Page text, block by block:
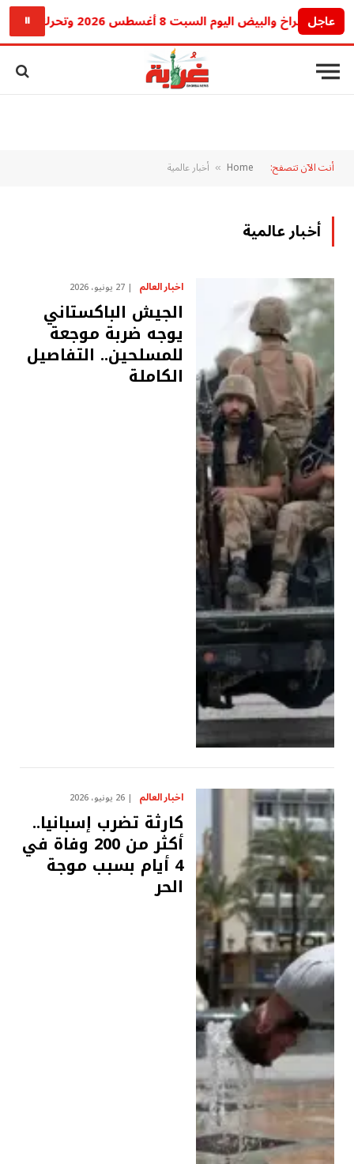
عاجل
والبيض اليوم السبت 8 أغسطس 2026 وتحرك جديد في الأسواق ⏸
أنت الآن تتصفح: Home
» أخبار عالمية
أخبار عالمية
اخبار العالم 27 يونيو، 2026
الجيش الباكستاني
يوجه ضربة موجعة
للمسلحين.. التفاصيل
الكاملة
اخبار العالم 26 يونيو، 2026
كارثة تضرب إسبانيا..
أكثر من 200 وفاة في
4 أيام بسبب موجة
الحر